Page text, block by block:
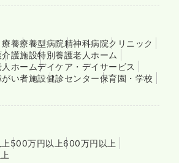
療養療養型病院精神科病院クリニック
介護施設特別養護老人ホーム
ホームデイケア・デイサービス
がい者施設健診センター保育園・学校
500万円以上600万円以上